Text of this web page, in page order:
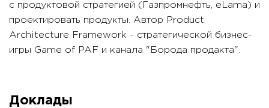
с продуктовой стратегией (Газпромнефть, eLama) и
проектировать продукты. Автор Product
Architecture Framework - стратегической бизнес-
игры Game of PAF и канала "Борода продакта".
Доклады